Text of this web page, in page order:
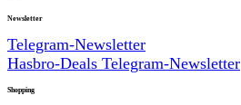
Newsletter
Telegram-Newsletter
Hasbro-Deals Telegram-Newsletter
Shopping